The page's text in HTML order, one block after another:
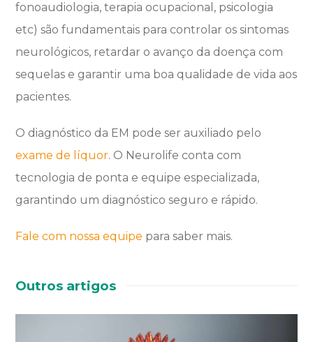
fonoaudiologia, terapia ocupacional, psicologia
etc) são fundamentais para controlar os sintomas
neurológicos, retardar o avanço da doença com
sequelas e garantir uma boa qualidade de vida aos
pacientes.
O diagnóstico da EM pode ser auxiliado pelo
exame de líquor. O Neurolife conta com
tecnologia de ponta e equipe especializada,
garantindo um diagnóstico seguro e rápido.
Fale com nossa equipe para saber mais.
Outros artigos